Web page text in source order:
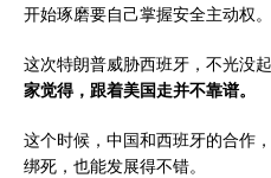
开始琢磨要自己掌握安全主动权。
这次特朗普威胁西班牙，不光没
家觉得，跟着美国走并不靠谱。
这个时候，中国和西班牙的合作
绑死，也能发展得不错。